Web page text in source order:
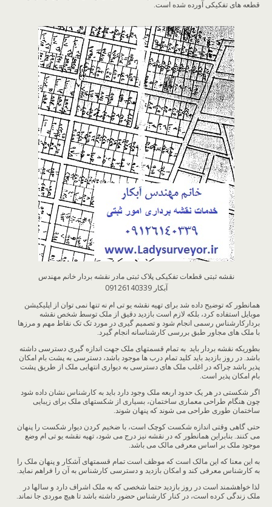
قطعه های تفکیکی آورده شده است.
نقشه ثبتی قطعات تفکیکی پلاک ثبتی مادر نقشه بردار خانم مهندس
آبکار 09126140339
همانطور که توضیح داده شد برای تهیه نقشه یو تی ام نه تنها نمی توان از اپلیکیشن
موبایل استفاده کرد، بلکه لازم است بازدید دقیق از ملک توسط شخص نقشه
بردارکارشناس رسمی انجام شود و تصمیم گیری در مورد تک تک نقاط مهم و مرزها
با ملک های مجاور طبق بررسی کارشناسانه انجام گیرد.
بطوریکه نقشه بردار باید به تمام قسمتهای ملک جهت اندازه گیری دسترسی داشته
باشد. در روز بازدید باید کلید تمام درب ها موجود باشد، دسترسی به پشت بام امکان
پذیر باشد چراکه در اغلب ملک های دسترسی به دیواری انتهایی ملک از طریق پشت
بام امکان پذیر است.
اگر شکستی در هر یک حدود اربعه ملک وجود دارد باید به کارشناس نشان داده شود
چون هنگام طراحی معماری ساختمان، بسیاری از شکستهای ملک برای زیبایی
ساختمان طوری طراحی می شوند که پنهان شوند.
حتی گاهی وقتی اندازه شکست کوچک است، با ضخیم کردن دیوار شکست را پنهان
می کنند. بنابراین همانطور که در نقشه نیز درج می شود، تهیه نقشه یو تی ام وضع
موجود ملک بر اساس معرفی مالک می باشد.
به این معنا که این مالک است که موظف است تمام قسمتهای آشکار و پنهان ملک را
به کارشناس معرفی کند و امکان بازدید و دسترسی کارشناس به آن را فراهم نماید.
لذا خواهشمند است در روز بازدید حتما شخصی که به ملک اشراف دارد و سالها در
ملک زندگی کرده است، در کنار کارشناس حضور داشته باشد تا هیچ موردی جا نماند.